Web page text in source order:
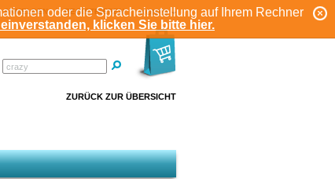
oder die Spracheinstellung auf Ihrem Rechner
klicken Sie bitte hier.
KONTO
ANMELDEN REGISTRIEREN
ZURÜCK ZUR ÜBERSICHT